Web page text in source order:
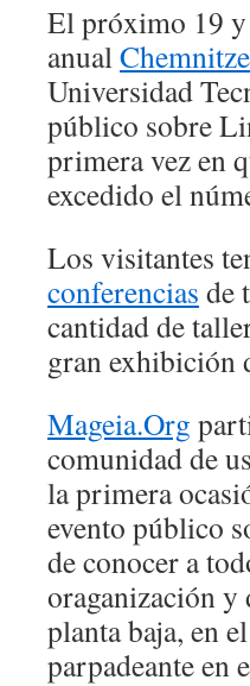
El próximo 19 y
anual
Universidad
público sobre
primera vez en
excedido el
Los visitantes
conferencias de
cantidad de
gran exhibición
Mageia.Org
comunidad de
la primera
evento público
de conocer a
oraganización
planta baja, en
parpadeante en